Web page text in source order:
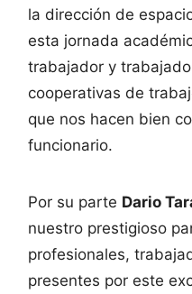
la dirección de
esta jornada
trabajador y
cooperativas de
que nos hacen bien
funcionario.
Por su parte Dario
nuestro prestigioso
profesionales,
presentes por este